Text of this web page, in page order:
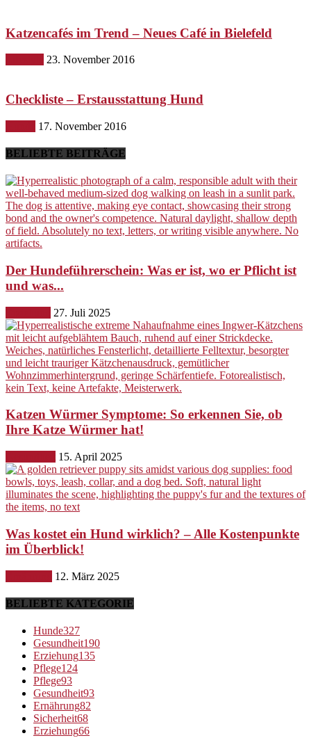
Katzencafés im Trend – Neues Café in Bielefeld
23. November 2016
Checkliste – Erstausstattung Hund
17. November 2016
BELIEBTE BEITRÄGE
Der Hundeführerschein: Was er ist, wo er Pflicht ist
und was...
27. Juli 2025
Katzen Würmer Symptome: So erkennen Sie, ob
Ihre Katze Würmer hat!
15. April 2025
Was kostet ein Hund wirklich? – Alle Kostenpunkte
im Überblick!
12. März 2025
BELIEBTE KATEGORIE
Hunde327
Gesundheit190
Erziehung135
Pflege124
Pflege93
Gesundheit93
Ernährung82
Sicherheit68
Erziehung66